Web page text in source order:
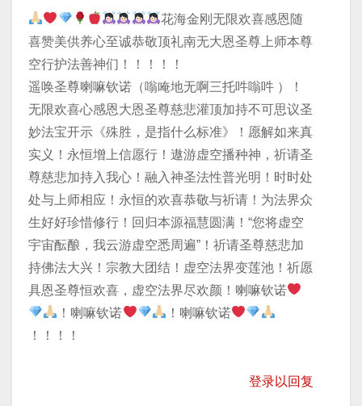
花海金刚无限欢喜感恩随
喜赞美供养心至诚恭敬顶礼南无大恩圣尊上师本尊
空行护法善神们！！！！！
遥唤圣尊喇嘛钦诺（嗡唵地无啊三托吽嗡吽 ）！
无限欢喜心感恩大恩圣尊慈悲灌顶加持不可思议圣
妙法宝开示《殊胜，是指什么标准》！愿解如来真
实义！永恒增上信愿行！遨游虚空播种神，祈请圣
尊慈悲加持入我心！融入神圣法性普光明！时时处
处与上师相应！永恒的欢喜恭敬与祈请！为法界众
生好好珍惜修行！回归本源福慧圆满！“您将虚空
宇宙酝酿，我云游虚空悉周遍”！祈请圣尊慈悲加
持佛法大兴！宗教大团结！虚空法界变莲池！祈愿
具恩圣尊恒欢喜，虚空法界尽欢颜！喇嘛钦诺
！喇嘛钦诺
！喇嘛钦诺
！！！！
登录以回复